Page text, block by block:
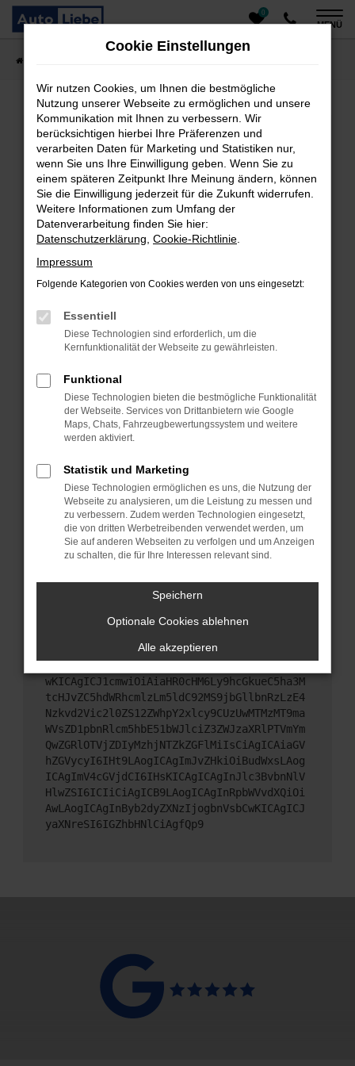
Zum
Hauptinhalt
0
MENÜ
Fehler: Network Error
Beim Laden ist ein Fehler aufgetreten.
Hier sind ein paar Tipps, die dir helfen können:
Überprüfe deine Firewall und deine
Internetverbindung.
Laden andere Webseiten, zum Beispiel deine
Suchmaschine?
Prüfe deine Browsererweiterungen.
das Laden bestimmter Seiten verhindern.
Funktioniert die Seite in einem anderen Browser
oder in einem privaten Fenster?
Das kann manchmal helfen, vorübergehende
Probleme zu beheben.
Stelle sicher, dass dein Browser und dein
Betriebssystem auf dem neuesten Stand sind.
Sicherheitsrisiko, sondern kann auch dazu führen,
dass bestimmte Funktionen nicht mehr
unterstützt werden.
Wende dich an den Webseitenbetreiber.
Wenn du alle oben genannten Schritte versucht
hast, kontaktiere uns bitte. Wir werden versuchen,
das Problem zu beheben. Du kannst uns diesen
Text schicken, um uns bei der Fehlersuche zu
unterstützen:
ewogICJuYW1lIjogIk5ldHdvcmtFcnJvciIsCiAgI
mNvbmZpZyI6IHsKICAgICJtZXRob2QiOiAiR0VUIi
wKICAgICJ1cmwiOiAiaHR0cHM6Ly9hcGkueC5ha3M
tcHJvZC5hdWRhcmlzLm5ldC92MS9jbGllbnRzLzE4
Nzkvd2Vic2l0ZS12ZWhpY2xlcy9CUzUwMTMzMT9ma
WVsZD1pbnRlcm5hbE51bWJlciZ3ZWJzaXRlPTVmYm
QwZGRlOTVjZDIyMzhjNTZkZGFlMiIsCiAgICAiaGV
hZGVycyI6IHt9LAogICAgImJvZHkiOiBudWxsLAog
ICAgImV4cGVjdCI6IHsKICAgICAgInJlc3BvbnNlV
HlwZSI6ICIiCiAgICB9LAogICAgInRpbWVvdXQiOi
AwLAogICAgInByb2dyZXNzIjogbnVsbCwKICAgICJ
yaXNreSI6IGZhbHNlCiAgfQp9
Cookie Einstellungen
Wir nutzen Cookies, um Ihnen die bestmögliche
Nutzung unserer Webseite zu ermöglichen und unsere
Kommunikation mit Ihnen zu verbessern. Wir
berücksichtigen hierbei Ihre Präferenzen und
verarbeiten Daten für Marketing und Statistiken nur,
wenn Sie uns Ihre Einwilligung geben. Wenn Sie zu
einem späteren Zeitpunkt Ihre Meinung ändern, können
Sie die Einwilligung jederzeit für die Zukunft widerrufen.
Weitere Informationen zum Umfang der
Datenverarbeitung finden Sie hier:
Datenschutzerklärung Cookie-Richtlinie
Impressum
Folgende Kategorien von Cookies werden von uns eingesetzt:
Essentiell
Diese Technologien sind erforderlich, um die
Kernfunktionalität der Webseite zu gewährleisten.
Funktional
Diese Technologien bieten die bestmögliche Funktionalität
der Webseite. Services von Drittanbietern wie Google
Maps, Chats, Fahrzeugbewertungssystem und weitere
werden aktiviert.
Statistik und Marketing
Diese Technologien ermöglichen es uns, die Nutzung der
Webseite zu analysieren, um die Leistung zu messen und
zu verbessern. Zudem werden Technologien eingesetzt,
die von dritten Werbetreibenden verwendet werden, um
Sie auf anderen Webseiten zu verfolgen und um Anzeigen
zu schalten, die für Ihre Interessen relevant sind.
Speichern
Optionale Cookies ablehnen
Alle akzeptieren